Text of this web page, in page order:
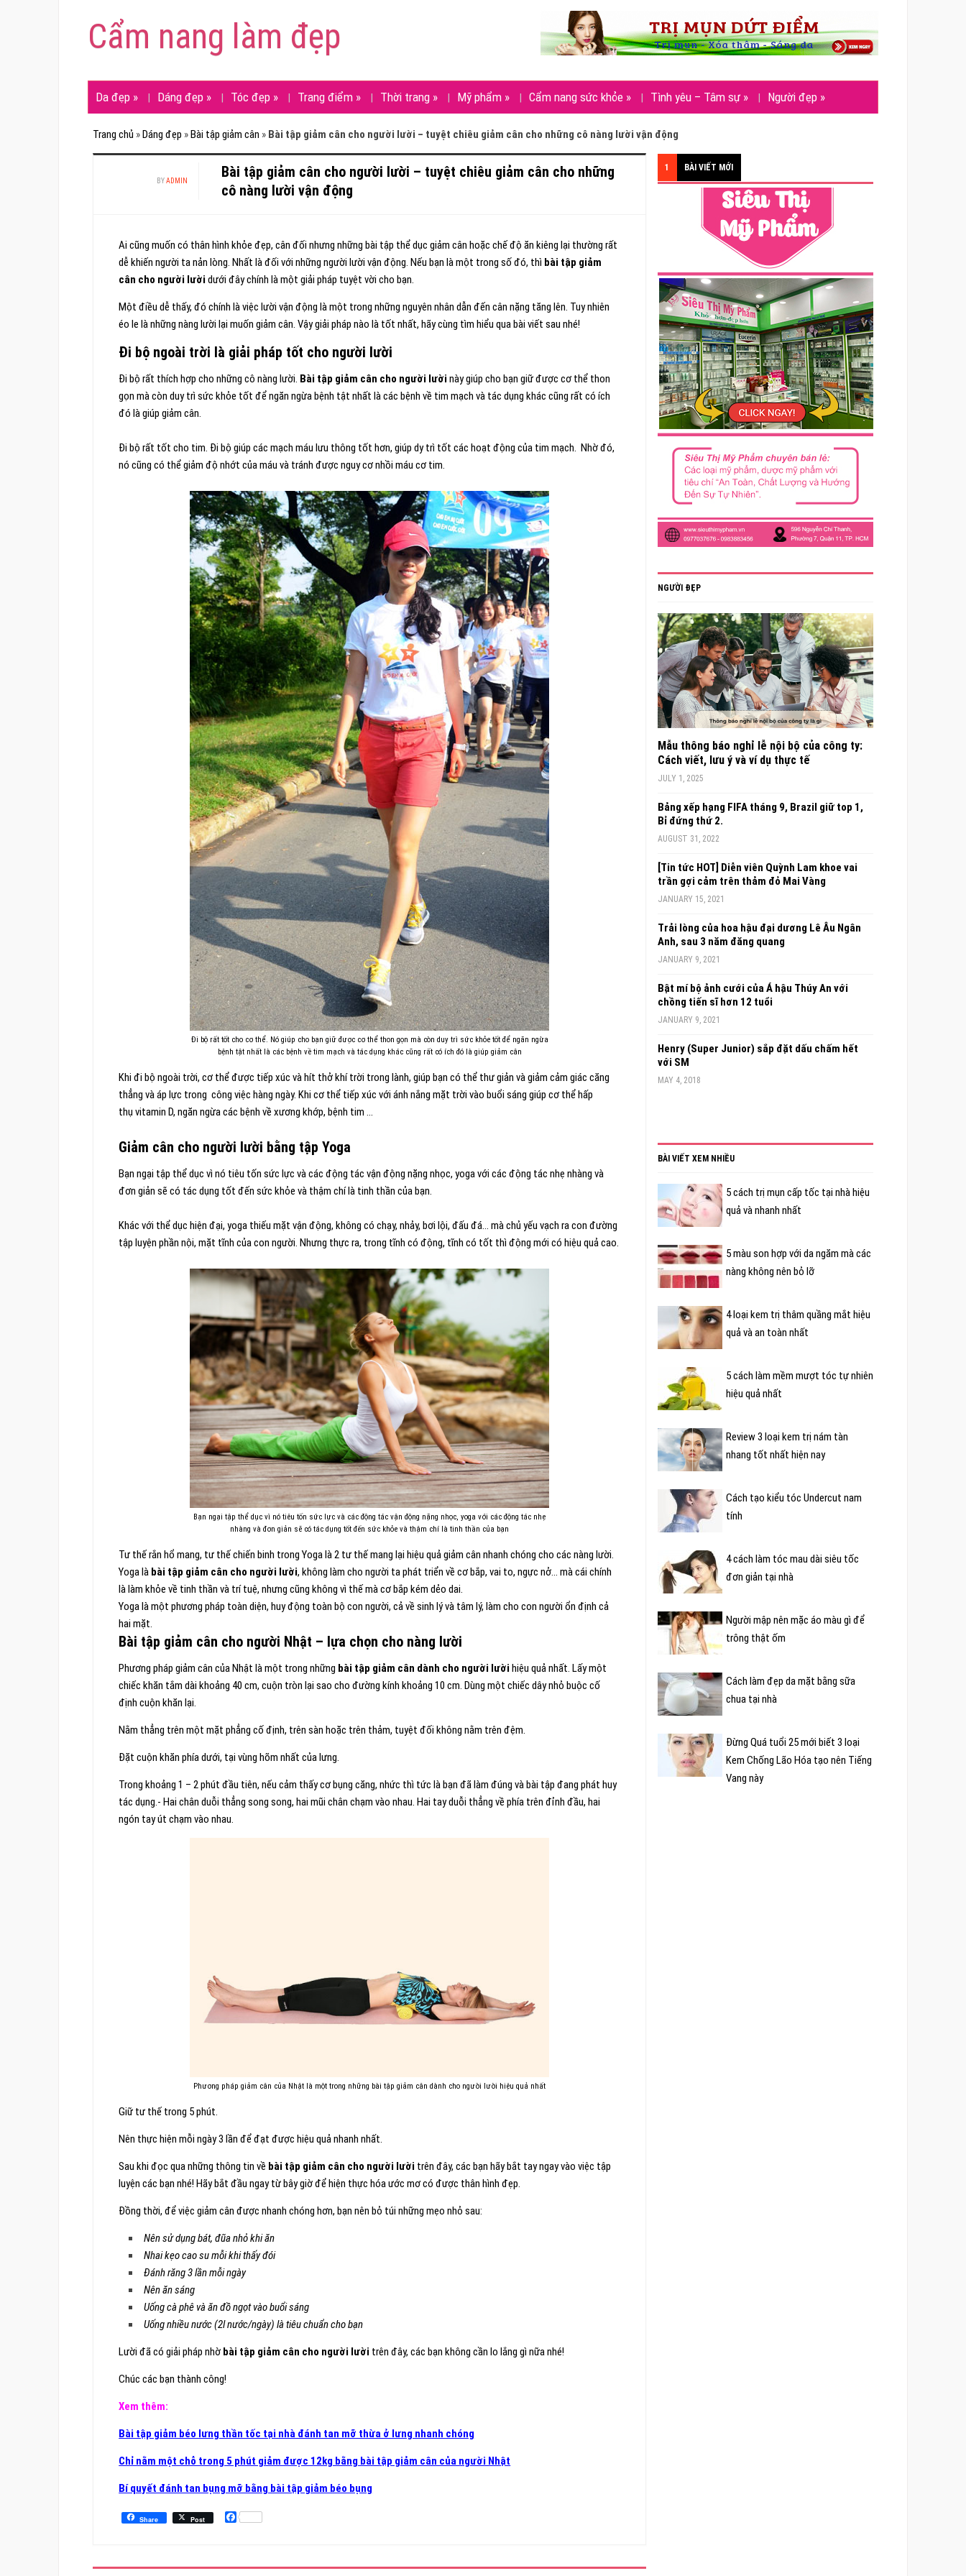
Cẩm nang làm đẹp
Da đẹp » Dáng đẹp » Tóc đẹp » Trang điểm » Thời trang » Mỹ phẩm » Cẩm nang sức khỏe » Tình yêu – Tâm sự » Người đẹp »
Trang chủ »Dáng đẹp »Bài tập giảm cân » Bài tập giảm cân cho người lười – tuyệt chiêu giảm cân cho những cô nàng lười vận động
BYADMIN
Bài tập giảm cân cho người lười – tuyệt chiêu giảm cân cho những
cô nàng lười vận động
Ai cũng muốn có thân hình khỏe đẹp, cân đối nhưng những bài tập thể dục giảm cân hoặc chế độ ăn kiêng lại thường rất
dễ khiến người ta nản lòng. Nhất là đối với những người lười vận động. Nếu bạn là một trong số đó, thì bài tập giảm
cân cho người lườidưới đây chính là một giải pháp tuyệt vời cho bạn.
Một điều dễ thấy, đó chính là việc lười vận động là một trong những nguyên nhân dẫn đến cân nặng tăng lên. Tuy nhiên
éo le là những nàng lười lại muốn giảm cân. Vậy giải pháp nào là tốt nhất, hãy cùng tìm hiểu qua bài viết sau nhé!
Đi bộ ngoài trời là giải pháp tốt cho người lười
Đi bộ rất thích hợp cho những cô nàng lười. Bài tập giảm cân cho người lườinày giúp cho bạn giữ được cơ thể thon
gọn mà còn duy trì sức khỏe tốt để ngăn ngừa bệnh tật nhất là các bệnh về tim mạch và tác dụng khác cũng rất có ích
đó là giúp giảm cân.
Đi bộ rất tốt cho tim. Đi bộ giúp các mạch máu lưu thông tốt hơn, giúp dy trì tốt các hoạt động của tim mạch. Nhờ đó,
nó cũng có thể giảm độ nhớt của máu và tránh được nguy cơ nhồi máu cơ tim.
Đi bộ rất tốt cho cơ thể. Nó giúp cho bạn giữ được cơ thể thon gọn mà còn duy trì sức khỏe tốt để ngăn ngừa
bệnh tật nhất là các bệnh về tim mạch và tác dụng khác cũng rất có ích đó là giúp giảm cân
Khi đi bộ ngoài trời, cơ thể được tiếp xúc và hít thở khí trời trong lành, giúp bạn có thể thư giản và giảm cảm giác căng
thẳng và áp lực trong công việc hàng ngày. Khi cơ thể tiếp xúc với ánh nắng mặt trời vào buổi sáng giúp cơ thể hấp
thụ vitamin D, ngăn ngừa các bệnh về xương khớp, bệnh tim …
Giảm cân cho người lười bằng tập Yoga
Bạn ngại tập thể dục vì nó tiêu tốn sức lực và các động tác vận động nặng nhọc, yoga với các động tác nhẹ nhàng và
đơn giản sẽ có tác dụng tốt đến sức khỏe và thậm chí là tinh thần của bạn.
Khác với thể dục hiện đại, yoga thiếu mặt vận động, không có chạy, nhảy, bơi lội, đấu đá… mà chủ yếu vạch ra con đường
tập luyện phần nội, mặt tĩnh của con người. Nhưng thực ra, trong tĩnh có động, tĩnh có tốt thì động mới có hiệu quả cao.
Bạn ngại tập thể dục vì nó tiêu tốn sức lực và các động tác vận động nặng nhọc, yoga với các động tác nhẹ
nhàng và đơn giản sẽ có tác dụng tốt đến sức khỏe và thậm chí là tinh thần của bạn
Tư thế rắn hổ mang, tư thế chiến binh trong Yoga là 2 tư thế mang lại hiệu quả giảm cân nhanh chóng cho các nàng lười.
Yoga là bài tập giảm cân cho người lười, không làm cho người ta phát triển về cơ bắp, vai to, ngực nở… mà cái chính
là làm khỏe về tinh thần và trí tuệ, nhưng cũng không vì thế mà cơ bắp kém dẻo dai.
Yoga là một phương pháp toàn diện, huy động toàn bộ con người, cả về sinh lý và tâm lý, làm cho con người ổn định cả
hai mặt.
Bài tập giảm cân cho người Nhật – lựa chọn cho nàng lười
Phương pháp giảm cân của Nhật là một trong những bài tập giảm cân dành cho người lườihiệu quả nhất. Lấy một
chiếc khăn tắm dài khoảng 40 cm, cuộn tròn lại sao cho đường kính khoảng 10 cm. Dùng một chiếc dây nhỏ buộc cố
định cuộn khăn lại.
Nằm thẳng trên một mặt phẳng cố định, trên sàn hoặc trên thảm, tuyệt đối không nằm trên đệm.
Đặt cuộn khăn phía dưới, tại vùng hõm nhất của lưng.
Trong khoảng 1 – 2 phút đầu tiên, nếu cảm thấy cơ bụng căng, nhức thì tức là bạn đã làm đúng và bài tập đang phát huy
tác dụng.- Hai chân duỗi thẳng song song, hai mũi chân chạm vào nhau. Hai tay duỗi thẳng về phía trên đỉnh đầu, hai
ngón tay út chạm vào nhau.
Phương pháp giảm cân của Nhật là một trong những bài tập giảm cân dành cho người lười hiệu quả nhất
Giữ tư thế trong 5 phút.
Nên thực hiện mỗi ngày 3 lần để đạt được hiệu quả nhanh nhất.
Sau khi đọc qua những thông tin về bài tập giảm cân cho người lười trên đây, các bạn hãy bắt tay ngay vào việc tập
luyện các bạn nhé! Hãy bắt đầu ngay từ bây giờ để hiện thực hóa ước mơ có được thân hình đẹp.
Đồng thời, để việc giảm cân được nhanh chóng hơn, bạn nên bỏ túi những mẹo nhỏ sau:
Nên sử dụng bát, đũa nhỏ khi ăn
Nhai kẹo cao su mỗi khi thấy đói
Đánh răng 3 lần mỗi ngày
Nên ăn sáng
Uống cà phê và ăn đồ ngọt vào buổi sáng
Uống nhiều nước (2l nước/ngày) là tiêu chuẩn cho bạn
Lười đã có giải pháp nhờ bài tập giảm cân cho người lười trên đây, các bạn không cần lo lắng gì nữa nhé!
Chúc các bạn thành công!
Xem thêm:
Bài tập giảm béo lưng thần tốc tại nhà đánh tan mỡ thừa ở lưng nhanh chóng
Chỉ nằm một chỗ trong 5 phút giảm được 12kg bằng bài tập giảm cân của người Nhật
Bí quyết đánh tan bụng mỡ bằng bài tập giảm béo bụng
Share Post Facebook
1 BÀI VIẾT MỚI
NGƯỜI ĐẸP
Mẫu thông báo nghỉ lễ nội bộ của công ty:
Cách viết, lưu ý và ví dụ thực tế
JULY 1, 2025
Bảng xếp hạng FIFA tháng 9, Brazil giữ top 1,
Bỉ đứng thứ 2.
AUGUST 31, 2022
[Tin tức HOT] Diễn viên Quỳnh Lam khoe vai
trần gợi cảm trên thảm đỏ Mai Vàng
JANUARY 15, 2021
Trải lòng của hoa hậu đại dương Lê Âu Ngân
Anh, sau 3 năm đăng quang
JANUARY 9, 2021
Bật mí bộ ảnh cưới của Á hậu Thúy An với
chồng tiến sĩ hơn 12 tuổi
JANUARY 9, 2021
Henry (Super Junior) sắp đặt dấu chấm hết
với SM
MAY 4, 2018
BÀI VIẾT XEM NHIỀU
5 cách trị mụn cấp tốc tại nhà hiệu
quả và nhanh nhất
5 màu son hợp với da ngăm mà các
nàng không nên bỏ lỡ
4 loại kem trị thâm quầng mắt hiệu
quả và an toàn nhất
5 cách làm mềm mượt tóc tự nhiên
hiệu quả nhất
Review 3 loại kem trị nám tàn
nhang tốt nhất hiện nay
Cách tạo kiểu tóc Undercut nam
tính
4 cách làm tóc mau dài siêu tốc
đơn giản tại nhà
Người mập nên mặc áo màu gì để
trông thật ốm
Cách làm đẹp da mặt bằng sữa
chua tại nhà
Đừng Quá tuổi 25 mới biết 3 loại
Kem Chống Lão Hóa tạo nên Tiếng
Vang này